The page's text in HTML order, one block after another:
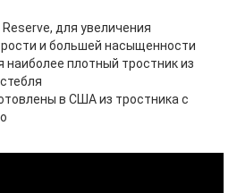
для увеличения
и большей насыщенности
наиболее плотный тростник из
в США из тростника с